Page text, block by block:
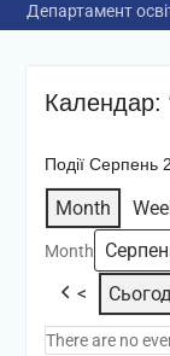
Департамент
Календар:
Події Серпень
Month
Month
<
There are no